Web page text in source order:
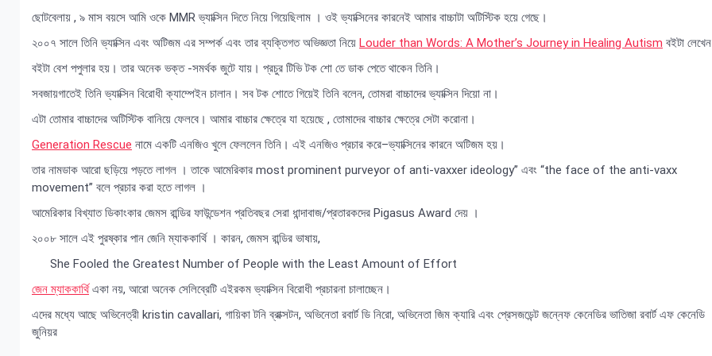
ছোটবেলায় , ৯ মাস বয়সে আমি ওকে MMR ভ্যাক্সিন দিতে নিয়ে গিয়েছিলাম । ওই ভ্যাক্সিনের কারনেই আমার বাচ্চাটা অটিস্টিক হয়ে গেছে।
২০০৭ সালে তিনি ভ্যাক্সিন এবং অটিজম এর সম্পর্ক এবং তার ব্যক্তিগত অভিজ্ঞতা নিয়ে Louder than Words: A Mother’s Journey in Healing Autism বইটা
বইটা বেশ পপুলার হয়। তার অনেক ভক্ত -সমর্থক জুটে যায়। প্রচুর টিভি টক শো তে ডাক পেতে থাকেন তিনি।
সবজায়গাতেই তিনি ভ্যাক্সিন বিরোধী ক্যাম্পেইন চালান। সব টক শোতে গিয়েই তিনি বলেন, তোমরা বাচ্চাদের ভ্যাক্সিন দিয়ো না।
এটা তোমার বাচ্চাদের অটিস্টিক বানিয়ে ফেলবে। আমার বাচ্চার ক্ষেত্রে যা হয়েছে , তোমাদের বাচ্চার ক্ষেত্রে সেটা করোনা।
Generation Rescue নামে একটি এনজিও খুলে ফেললেন তিনি। এই এনজিও প্রচার করে–ভ্যাক্সিনের কারনে অটিজম হয়।
তার নামডাক আরো ছড়িয়ে পড়তে লাগল । তাকে আমেরিকার most prominent purveyor of anti-vaxxer ideology” এবং “the face of the anti-vaxx
movement” বলে প্রচার করা হতে লাগল ।
আমেরিকার বিখ্যাত ডিকাংকার জেমস রান্ডির ফাউন্ডেশন প্রতিবছর সেরা ধান্দাবাজ/প্রতারকদের Pigasus Award দেয় ।
২০০৮ সালে এই পুরষ্কার পান জেনি ম্যাককার্থি । কারন, জেমস রান্ডির ভাষায়,
She Fooled the Greatest Number of People with the Least Amount of Effort
জেন ম্যাককার্থিএকা নয়, আরো অনেক সেলিব্রেটি এইরকম ভ্যাক্সিন বিরোধী প্রচারনা চালাচ্ছেন।
এদের মধ্যে আছে অভিনেত্রী kristin cavallari, গায়িকা টনি ব্রাক্সটন, অভিনেতা রবার্ট ডি নিরো, অভিনেতা জিম ক্যারি এবং প্রেসজডেন্ট জন্নেফ কেনেডির ভাতিজা রবার্ট এফ কেনেডি
জুনিয়র